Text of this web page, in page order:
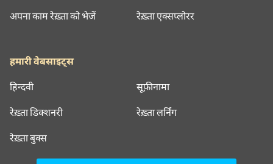
अपना काम रेख़्ता को भेजें रेख़्ता एक्सप्लोरर
हमारी वेबसाइट्स
हिन्दवी सूफ़ीनामा
रेख़्ता डिक्शनरी रेख़्ता लर्निंग
रेख़्ता बुक्स